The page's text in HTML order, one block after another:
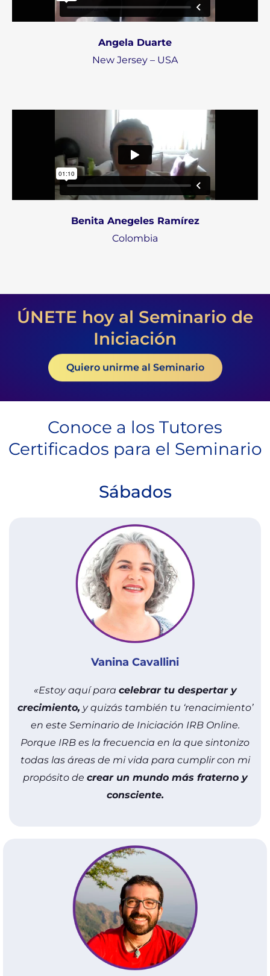
Angela Duarte
New Jersey – USA
Benita Anegeles Ramírez
Colombia
ÚNETE hoy al Seminario de
Iniciación
Quiero unirme al Seminario
Conoce a los Tutores
Certificados para el Seminario
Sábados
Vanina Cavallini
«Estoy aquí para celebrar tu despertar y
crecimiento, y quizás también tu ‘renacimiento’
en este Seminario de Iniciación IRB Online.
Porque IRB es la frecuencia en la que sintonizo
todas las áreas de mi vida para cumplir con mi
propósito de crear un mundo más fraterno y
consciente.